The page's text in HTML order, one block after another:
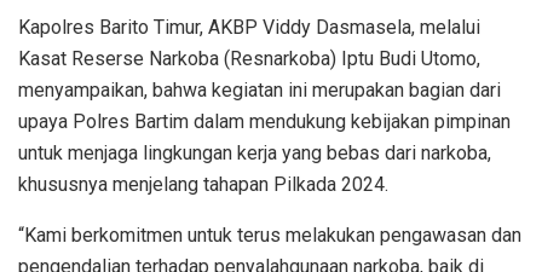
Kapolres Barito Timur, AKBP Viddy Dasmasela, melalui
Kasat Reserse Narkoba (Resnarkoba) Iptu Budi Utomo,
menyampaikan, bahwa kegiatan ini merupakan bagian dari
upaya Polres Bartim dalam mendukung kebijakan pimpinan
untuk menjaga lingkungan kerja yang bebas dari narkoba,
khususnya menjelang tahapan Pilkada 2024.
“Kami berkomitmen untuk terus melakukan pengawasan dan
pengendalian terhadap penyalahgunaan narkoba, baik di